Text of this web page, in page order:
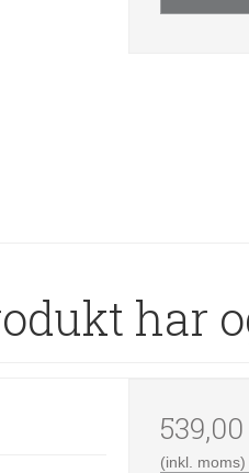
har
(inkl. moms)